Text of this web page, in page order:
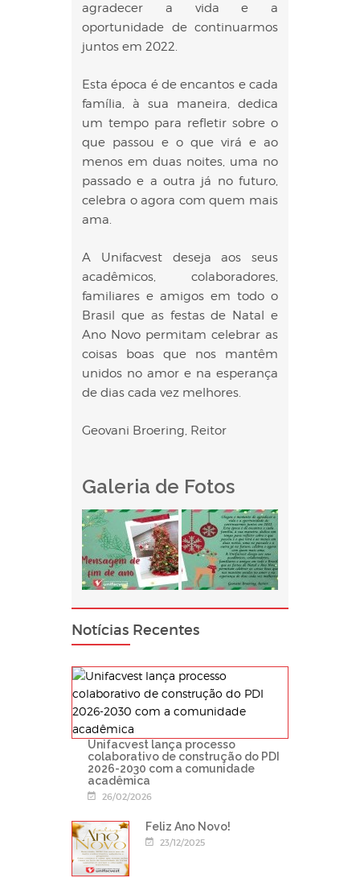
agradecer a vida e a
oportunidade de continuarmos
juntos em 2022.
Esta época é de encantos e cada
família, à sua maneira, dedica
um tempo para refletir sobre o
que passou e o que virá e ao
menos em duas noites, uma no
passado e a outra já no futuro,
celebra o agora com quem mais
ama.
A Unifacvest deseja aos seus
acadêmicos, colaboradores,
familiares e amigos em todo o
Brasil que as festas de Natal e
Ano Novo permitam celebrar as
coisas boas que nos mantêm
unidos no amor e na esperança
de dias cada vez melhores.
Geovani Broering, Reitor
Galeria de Fotos
Notícias Recentes
Unifacvest lança processo
colaborativo de construção do PDI
2026-2030 com a comunidade
acadêmica
26/02/2026
Feliz Ano Novo!
23/12/2025